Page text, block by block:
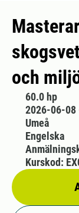
och
60.0 hp
2026-06-
Umeå
Engelska
Kurskod: